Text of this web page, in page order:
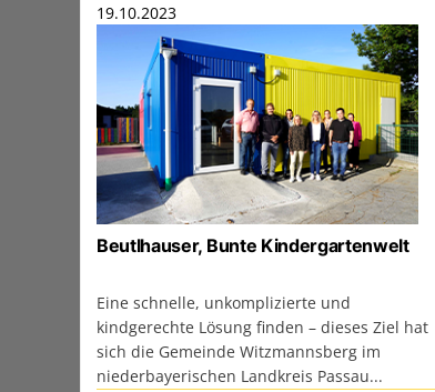
19.10.2023
Beutlhauser, Bunte Kindergartenwelt
Eine schnelle, unkomplizierte und
kindgerechte Lösung finden – dieses Ziel hat
sich die Gemeinde Witzmannsberg im
niederbayerischen Landkreis Passau...